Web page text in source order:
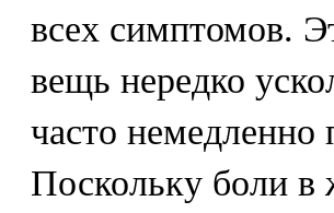
всех симптомов.
вещь нередко
часто немедленно
Поскольку боли в